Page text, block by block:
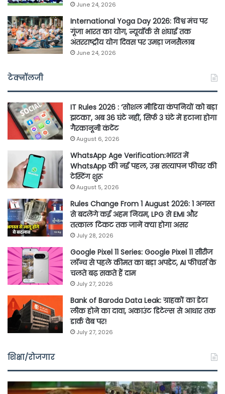
June 24, 2026
International Yoga Day 2026: विश्व मंच पर
गूंजा भारत का योग, न्यूयॉर्क से शंघाई तक
अंतरराष्ट्रीय योग दिवस पर उमड़ा जनसैलाब
June 24, 2026
टेक्नॉलजी
IT Rules 2026 : ‘सोशल मीडिया कंपनियों को बड़ा
झटका’, अब 36 घंटे नहीं, सिर्फ 3 घंटे में हटाना होगा
गैरकानूनी कंटेंट
August 6, 2026
WhatsApp Age Verification:भारत में
WhatsApp की नई पहल, उम्र सत्यापन फीचर की
टेस्टिंग शुरू
August 5, 2026
Rules Change From 1 August 2026: 1 अगस्त
से बदलेंगे कई अहम नियम, LPG से EMI और
तत्काल टिकट तक जानें क्या होगा असर
July 28, 2026
Google Pixel 11 Series: Google Pixel 11 सीरीज
लॉन्च से पहले कीमत का बड़ा अपडेट, AI फीचर्स के
चलते बढ़ सकते हैं दाम
July 27, 2026
Bank of Baroda Data Leak: ग्राहकों का डेटा
लीक होने का दावा, अकाउंट डिटेल्स से आधार तक
डार्क वेब पर!
July 27, 2026
शिक्षा/रोजगार